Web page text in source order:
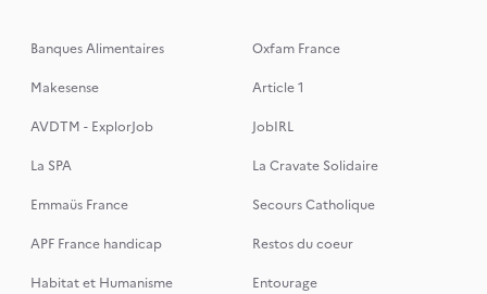
Banques Alimentaires
Oxfam France
Makesense
Article 1
AVDTM - ExplorJob
JobIRL
La SPA
La Cravate Solidaire
Emmaüs France
Secours Catholique
APF France handicap
Restos du coeur
Habitat et Humanisme
Entourage